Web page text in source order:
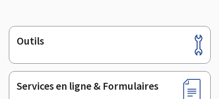
Pied
de
page
Outils
Services en ligne & Formulaires